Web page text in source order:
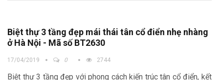
Biệt thự 3 tầng đẹp mái thái tân cổ điển nhẹ nhàng
ở Hà Nội - Mã số BT2630
17/04/2019 0 2744
Biệt thự 3 tầng đẹp với phong cách kiến trúc tân cổ điển, kết